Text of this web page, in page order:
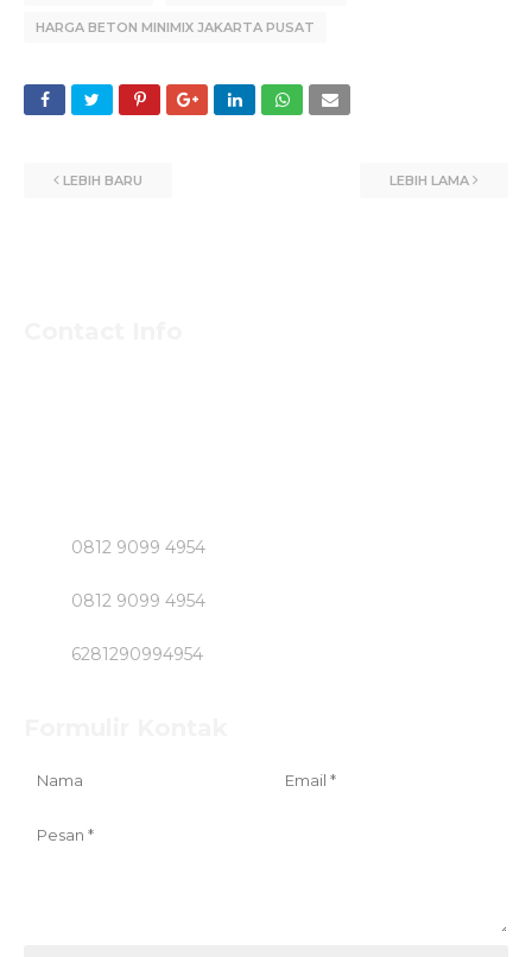
HARGA BETON MINIMIX JAKARTA PUSAT
LEBIH BARU LEBIH LAMA
0812 9099 4954
0812 9099 4954
6281290994954